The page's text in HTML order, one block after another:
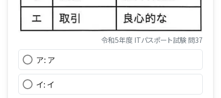
令和5年度 ITパスポート試験 問37
ア: ア
イ: イ